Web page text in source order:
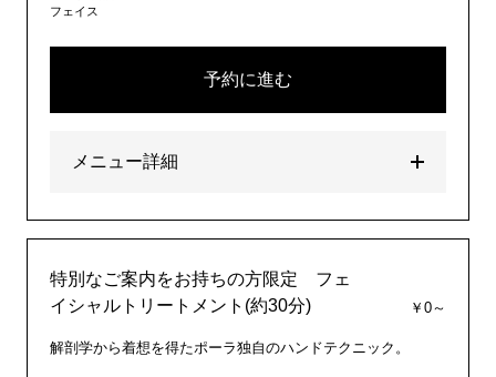
フェイス
予約に進む
メニュー詳細
特別なご案内をお持ちの方限定 フェ
イシャルトリートメント(約30分)
￥0～
解剖学から着想を得たポーラ独自のハンドテクニック。